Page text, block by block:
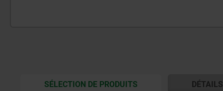
SÉLECTION DE PRODUITSCURRENT
DÉTAILS